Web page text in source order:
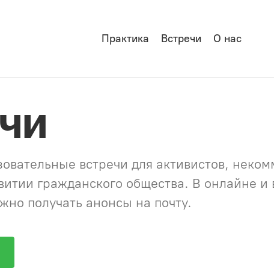
Практика Встречи О нас
встречи для активистов,
гражданского общества. В
получать анонсы на почту.